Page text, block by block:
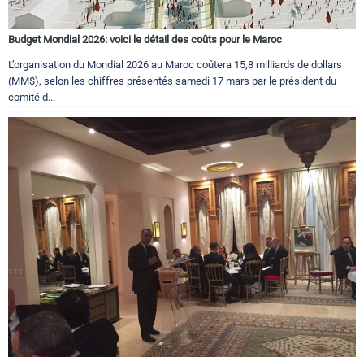
Budget Mondial 2026: voici le détail des coûts pour le Maroc
L’organisation du Mondial 2026 au Maroc coûtera 15,8 milliards de dollars
(MM$), selon les chiffres présentés samedi 17 mars par le président du
comité d...